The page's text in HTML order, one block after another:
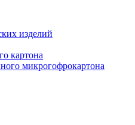
изделий
картона
микрогофрокартона